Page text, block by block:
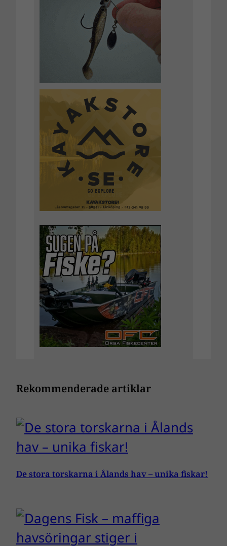
Rekommenderade artiklar
De stora torskarna i Ålands hav – unika fiskar!